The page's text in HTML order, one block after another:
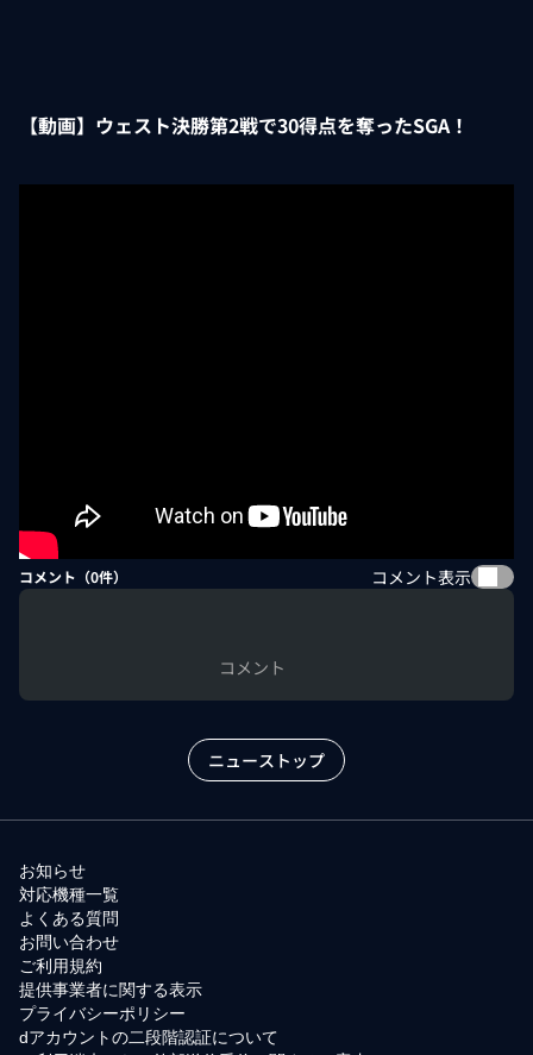
【動画】ウェスト決勝第2戦で30得点を奪ったSGA！
コメント（0件） コメント表示
コメント
ニューストップ
お知らせ
対応機種一覧
よくある質問
お問い合わせ
ご利用規約
提供事業者に関する表示
プライバシーポリシー
dアカウントの二段階認証について